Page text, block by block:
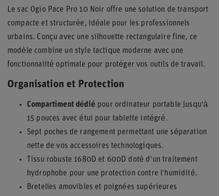
Le sac Ogio Pace Pro 10 Noir offre une solution de transport
compacte et structurée, idéale pour les professionnels
urbains. Conçu avec une silhouette rectangulaire fine, ce
modèle combine un style tactique moderne avec une
fonctionnalité optimale pour protéger vos outils de travail.
Organisation et Protection
Compartiment dédiépour ordinateur portable jusqu'à
15 pouces avec étui pour tablette intégré.
Sept poches de rangement permettant une séparation
nette de vos accessoires technologiques.
Tissu robuste 1680D et 600D doté d'un traitement
hydrophobe pour une protection contre l'humidité.
Bretelles amovibles et poignées supérieures